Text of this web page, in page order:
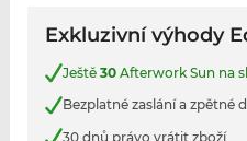
Exkluzivní výhody
Ještě 30Afterwork Sun na
Bezplatné zaslání a zpětné
30 dnů právo vrátit zboží